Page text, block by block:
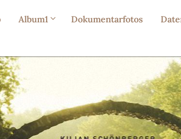
Album1 Dokumentarfotos